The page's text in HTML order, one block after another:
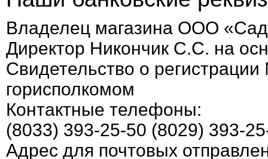
Владелец магазина ООО
Директор Никончик С.С. на
Свидетельство о
горисполкомом
Контактные телефоны:
(8033) 393-25-50 (8029) 393-
Адрес для почтовых